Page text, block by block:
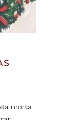
receta